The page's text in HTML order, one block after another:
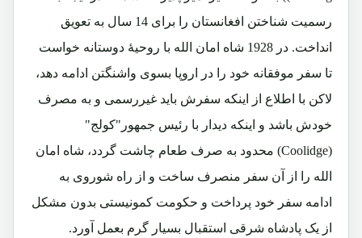
رسمیت شناختن افغانستان را برای 14 سال به تعویق
انداخت. در 1928 شاه امان الله با روحیۀ دوستانه خواست
تا سفر موفقانه خود را در اروپا بسوی واشنگتن ادامه دهد،
لاکن با اطلاع از اینکه سفرش باید غیررسمی و به مصرف
خودش باشد و اینکه دیدار با رئیس جمهور"کولج"
(
Coolidge) محدود به صرف طعام چاشت گردد، شاه امان
الله را از آن سفر منصرف ساخت و از راه شوروی به
ادامه سفر خود پرداخت و حکومت کمونیستی بدون مشکل
از یک پادشاه شرقی استقبال بسیار گرم بعمل آورد.